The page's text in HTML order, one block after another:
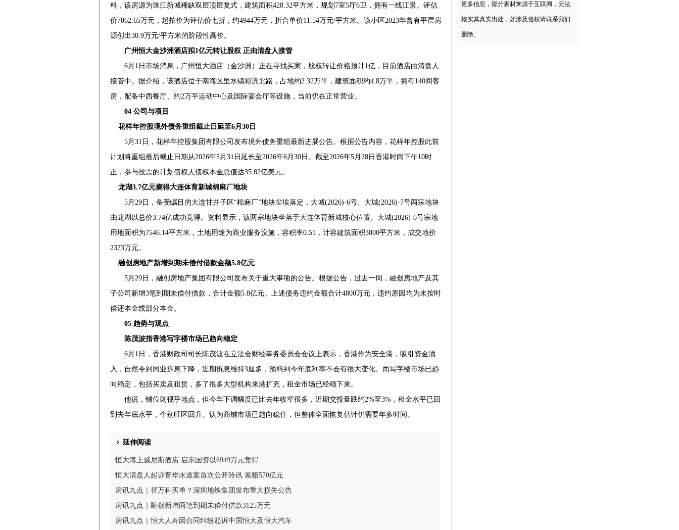
料，该房源为珠江新城稀缺双层顶层复式，建筑面积428.32平方米，规划7室5厅6卫，拥有一线江景。评估
价7062.65万元，起拍价为评估价七折，约4944万元，折合单价11.54万元/平方米。该小区2023年曾有平层房
源创出30.9万元/平方米的阶段性高价。
广州恒大金沙洲酒店拟1亿元转让股权 正由清盘人接管
6月1日市场消息，广州恒大酒店（金沙洲）正在寻找买家，股权转让价格预计1亿，目前酒店由清盘人
接管中。据介绍，该酒店位于南海区里水镇彩滨北路，占地约2.32万平，建筑面积约4.8万平，拥有140间客
房，配备中西餐厅、约2万平运动中心及国际宴会厅等设施，当前仍在正常营业。
04 公司与项目
花样年控股境外债务重组截止日延至6月30日
5月31日，花样年控股集团有限公司发布境外债务重组最新进展公告。根据公告内容，花样年控股此前
计划将重组最后截止日期从2026年5月31日延长至2026年6月30日。截至2026年5月28日香港时间下午10时
正，参与投票的计划债权人债权本金总值达35.82亿美元。
龙湖3.7亿元摘得大连体育新城棉麻厂地块
5月29日，备受瞩目的大连甘井子区“棉麻厂”地块尘埃落定，大城(2026)-6号、大城(2026)-7号两宗地块
由龙湖以总价3.74亿成功竞得。资料显示，该两宗地块坐落于大连体育新城核心位置。大城(2026)-6号宗地
用地面积为7546.14平方米，土地用途为商业服务设施，容积率0.51，计容建筑面积3800平方米，成交地价
2373万元。
融创房地产新增到期未偿付借款金额5.8亿元
5月29日，融创房地产集团有限公司发布关于重大事项的公告。根据公告，过去一周，融创房地产及其
子公司新增3笔到期未偿付借款，合计金额5.8亿元。上述债务违约金额合计4800万元，违约原因均为未按时
偿还本金或部分本金。
05 趋势与观点
陈茂波指香港写字楼市场已趋向稳定
6月1日，香港财政司司长陈茂波在立法会财经事务委员会会议上表示，香港作为安全港，吸引资金涌
入，自然令到同业拆息下降，近期拆息维持3厘多，预料到今年底利率不会有很大变化。而写字楼市场已趋
向稳定，包括买卖及租赁，多了很多大型机构来港扩充，租金市场已经稳下来。
他说，铺位则视乎地点，但今年下调幅度已比去年收窄很多，近期交投量跌约2%至3%，租金水平已回
到去年底水平，个别旺区回升。认为商铺市场已趋向稳住，但整体全面恢复估计仍需要年多时间。
延伸阅读
恒大海上威尼斯酒店 启东国资以6949万元竞得
恒大清盘人起诉普华永道案首次公开聆讯 索赔570亿元
房讯九点｜替万科买单？深圳地铁集团发布重大损失公告
房讯九点｜融创新增两笔到期未偿付借款3125万元
房讯九点｜恒大人寿因合同纠纷起诉中国恒大及恒大汽车
更多信息，部分素材来源于互联网，无法
核实其真实出处，如涉及侵权请联系我们
删除。